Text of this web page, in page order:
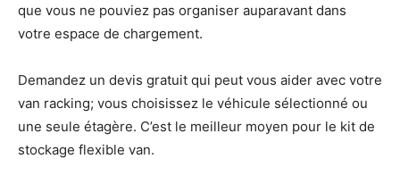
que vous ne pouviez pas organiser auparavant dans
votre espace de chargement.
Demandez un devis gratuit qui peut vous aider avec votre
van racking; vous choisissez le véhicule sélectionné ou
une seule étagère. C’est le meilleur moyen pour le kit de
stockage flexible van.